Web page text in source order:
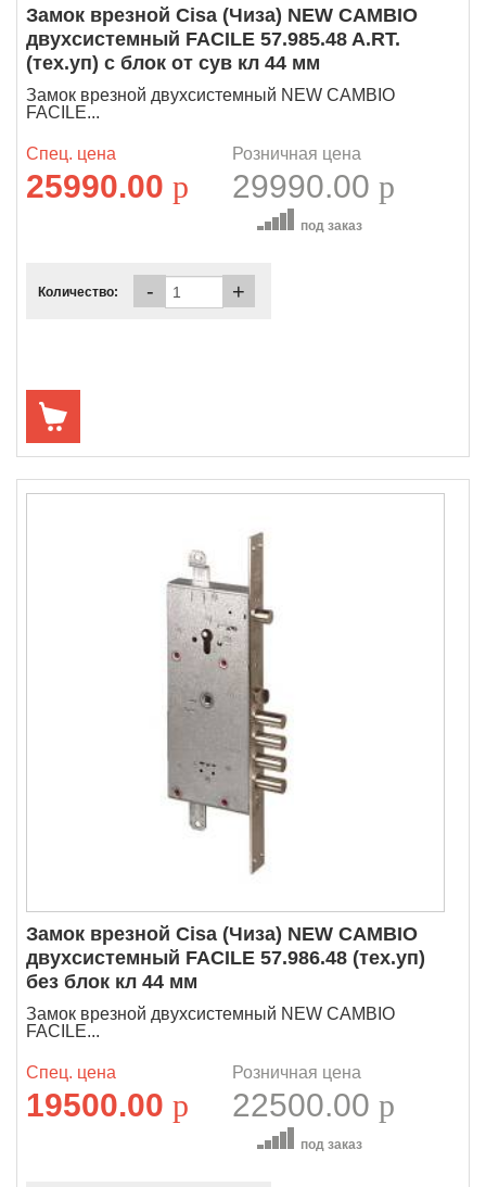
Замок врезной Cisa (Чиза) NEW CAMBIO
двухсистемный FACILE 57.985.48 A.RT.
(тех.уп) с блок от сув кл 44 мм
Замок врезной двухсистемный NEW CAMBIO
FACILE...
Спец. цена
25990.00 p
Розничная цена
29990.00 p
под заказ
Количество: - +
Замок врезной Cisa (Чиза) NEW CAMBIO
двухсистемный FACILE 57.986.48 (тех.уп)
без блок кл 44 мм
Замок врезной двухсистемный NEW CAMBIO
FACILE...
Спец. цена
19500.00 p
Розничная цена
22500.00 p
под заказ